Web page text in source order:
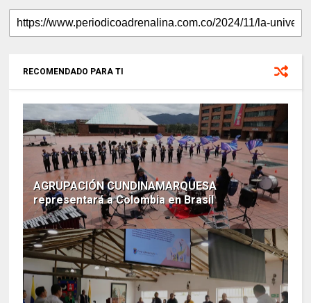
RECOMENDADO PARA TI
AGRUPACIÓN CUNDINAMARQUESA
representará a Colombia en Brasil